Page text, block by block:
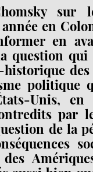
sur
en
en
question qui
politique
Unis, en
par
de la